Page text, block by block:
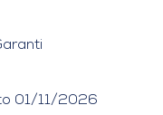
2, Jusqu’à 2
3 440 $
01/11/2026